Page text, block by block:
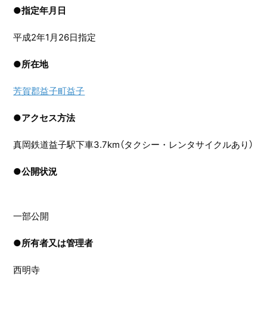
●指定年月日
平成2年1月26日指定
●所在地
芳賀郡益子町益子
●アクセス方法
真岡鉄道益子駅下車3.7km（タクシー・レンタサイクルあり）
●公開状況
一部公開
●所有者又は管理者
西明寺